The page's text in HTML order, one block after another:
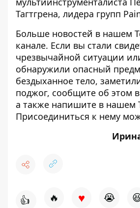
Тагтгрена, лидера групп
Больше новостей в нашем
канале. Если вы стали
чрезвычайной ситуации
обнаружили опасный
бездыханное тело,
поджог, сообщите об этом
а также напишите в нашем
Присоединиться к нему
👍 🔥 ♥ 😭